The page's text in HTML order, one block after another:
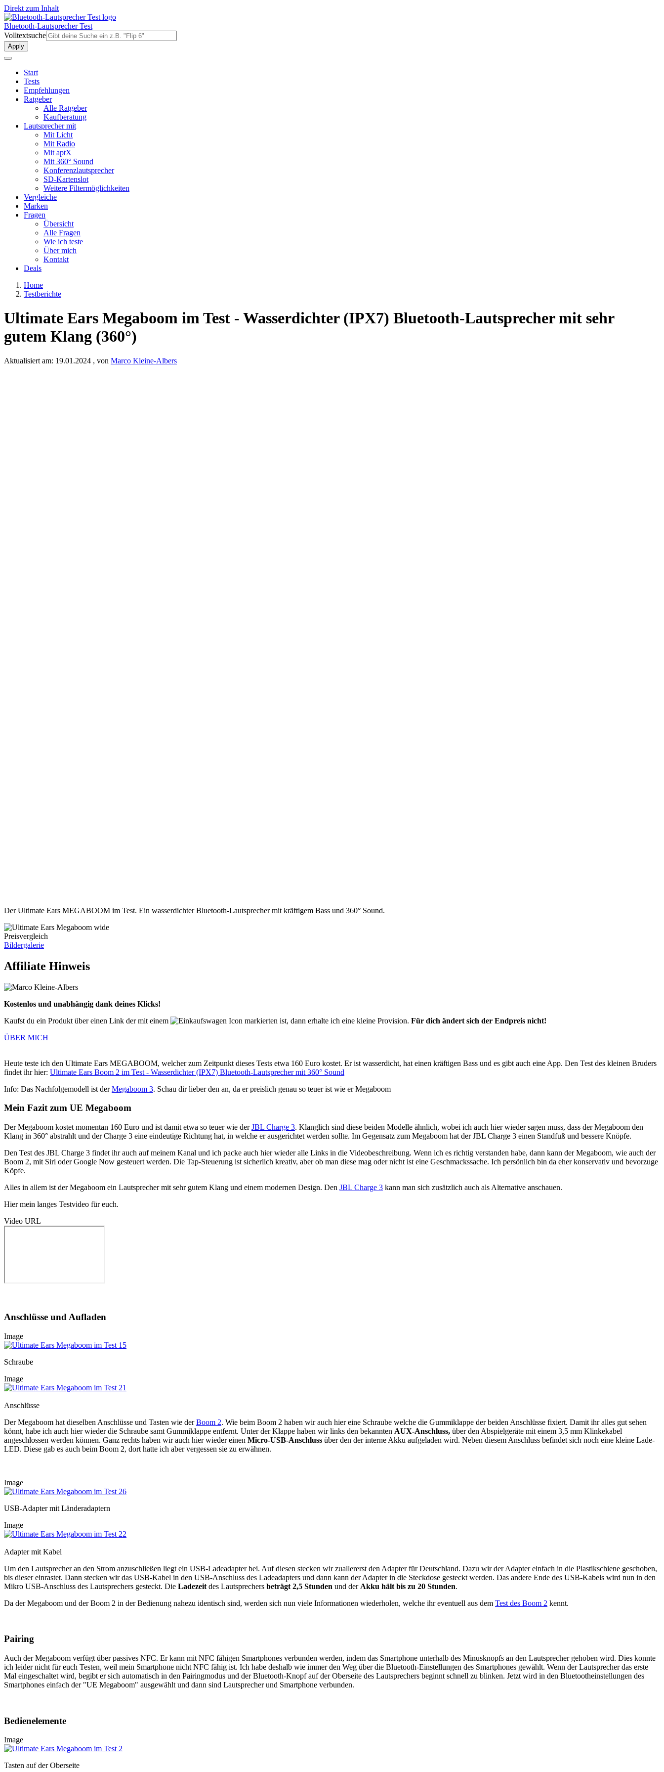
Direkt zum Inhalt
Bluetooth-Lautsprecher Test
Volltextsuche
Start
Tests
Empfehlungen
Ratgeber
Alle Ratgeber
Kaufberatung
Lautsprecher mit
Mit Licht
Mit Radio
Mit aptX
Mit 360° Sound
Konferenzlautsprecher
SD-Kartenslot
Weitere Filtermöglichkeiten
Vergleiche
Marken
Fragen
Übersicht
Alle Fragen
Wie ich teste
Über mich
Kontakt
Deals
Home
Testberichte
Ultimate Ears Megaboom im Test - Wasserdichter (IPX7) Bluetooth-Lautsprecher mit sehr
gutem Klang (360°)
Aktualisiert am: 19.01.2024 , von Marco Kleine-Albers
Der Ultimate Ears MEGABOOM im Test. Ein wasserdichter Bluetooth-Lautsprecher mit kräftigem Bass und 360° Sound.
Preisvergleich
Bildergalerie
Affiliate Hinweis
Kostenlos und unabhängig dank deines Klicks!
Kaufst du ein Produkt über einen Link der mit einem
markierten ist, dann erhalte ich eine kleine Provision. Für dich ändert sich der Endpreis nicht!
ÜBER MICH
Heute teste ich den Ultimate Ears MEGABOOM, welcher zum Zeitpunkt dieses Tests etwa 160 Euro kostet. Er ist wasserdicht, hat einen kräftigen Bass und es gibt auch eine App. Den Test des kleinen Bruders
findet ihr hier: Ultimate Ears Boom 2 im Test - Wasserdichter (IPX7) Bluetooth-Lautsprecher mit 360° Sound
Info: Das Nachfolgemodell ist derMegaboom 3. Schau dir lieber den an, da er preislich genau so teuer ist wie er Megaboom
Mein Fazit zum UE Megaboom
Der Megaboom kostet momentan 160 Euro und ist damit etwa so teuer wie derJBL Charge 3. Klanglich sind diese beiden Modelle ähnlich, wobei ich auch hier wieder sagen muss, dass der Megaboom den
Klang in 360° abstrahlt und der Charge 3 eine eindeutige Richtung hat, in welche er ausgerichtet werden sollte. Im Gegensatz zum Megaboom hat der JBL Charge 3 einen Standfuß und bessere Knöpfe.
Den Test des JBL Charge 3 findet ihr auch auf meinem Kanal und ich packe auch hier wieder alle Links in die Videobeschreibung. Wenn ich es richtig verstanden habe, dann kann der Megaboom, wie auch der
Boom 2, mit Siri oder Google Now gesteuert werden. Die Tap-Steuerung ist sicherlich kreativ, aber ob man diese mag oder nicht ist eine Geschmackssache. Ich persönlich bin da eher konservativ und bevorzuge
Köpfe.
Alles in allem ist der Megaboom ein Lautsprecher mit sehr gutem Klang und einem modernen Design. Den JBL Charge 3 kann man sich zusätzlich auch als Alternative anschauen.
Hier mein langes Testvideo für euch.
Video URL
Anschlüsse und Aufladen
Image
Schraube
Image
Anschlüsse
Der Megaboom hat dieselben Anschlüsse und Tasten wie derBoom 2. Wie beim Boom 2 haben wir auch hier eine Schraube welche die Gummiklappe der beiden Anschlüsse fixiert. Damit ihr alles gut sehen
könnt, habe ich auch hier wieder die Schraube samt Gummiklappe entfernt. Unter der Klappe haben wir links den bekannten AUX-Anschluss, über den Abspielgeräte mit einem 3,5 mm Klinkekabel
angeschlossen werden können. Ganz rechts haben wir auch hier wieder einen Micro-USB-Anschluss über den der interne Akku aufgeladen wird. Neben diesem Anschluss befindet sich noch eine kleine Lade-
LED. Diese gab es auch beim Boom 2, dort hatte ich aber vergessen sie zu erwähnen.
Image
USB-Adapter mit Länderadaptern
Image
Adapter mit Kabel
Um den Lautsprecher an den Strom anzuschließen liegt ein USB-Ladeadapter bei. Auf diesen stecken wir zuallererst den Adapter für Deutschland. Dazu wir der Adapter einfach in die Plastikschiene geschoben,
bis dieser einrastet. Dann stecken wir das USB-Kabel in den USB-Anschluss des Ladeadapters und dann kann der Adapter in die Steckdose gesteckt werden. Das andere Ende des USB-Kabels wird nun in den
Mikro USB-Anschluss des Lautsprechers gesteckt. Die Ladezeit des Lautsprechers beträgt 2,5 Stunden und der Akku hält bis zu 20 Stunden.
Da der Megaboom und der Boom 2 in der Bedienung nahezu identisch sind, werden sich nun viele Informationen wiederholen, welche ihreventuell aus dem Test des Boom 2 kennt.
Pairing
Auch der Megaboom verfügt über passives NFC. Er kann mit NFC fähigen Smartphones verbunden werden, indem das Smartphone unterhalb des Minusknopfs an den Lautsprecher gehoben wird. Dies konnte
ich leider nicht für euch Testen, weil mein Smartphone nicht NFC fähig ist. Ich habe deshalb wie immer den Weg über die Bluetooth-Einstellungen des Smartphones gewählt. Wenn der Lautsprecher das erste
Mal eingeschaltet wird, begibt er sich automatisch in den Pairingmodus und der Bluetooth-Knopf auf der Oberseite des Lautsprechers beginnt schnell zu blinken. Jetzt wird in den Bluetootheinstellungen des
Smartphones einfach der "UE Megaboom" ausgewählt und dann sind Lautsprecher und Smartphone verbunden.
Bedienelemente
Image
Tasten auf der Oberseite